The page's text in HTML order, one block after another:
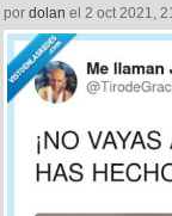
por dolan el 2 oct 2021,